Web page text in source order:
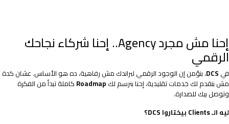
إحنا مش مجرد Agency.. إحنا شركاء نجاحك
الرقمي
في DCS، بنؤمن إن الوجود الرقمي لبراندك مش رفاهية، ده هو الأساس. عشان كدة
مش بنقدم لك خدمات تقليدية، إحنا بنرسم لك Roadmap كاملة تبدأ من الفكرة
وتوصل بيك للصدارة.
ليه الـ Clients بيختاروا DCS؟